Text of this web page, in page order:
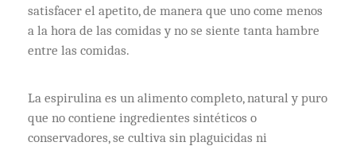
satisfacer el apetito, de manera que uno come menos
a la hora de las comidas y no se siente tanta hambre
entre las comidas.
La espirulina es un alimento completo, natural y puro
que no contiene ingredientes sintéticos o
conservadores, se cultiva sin plaguicidas ni